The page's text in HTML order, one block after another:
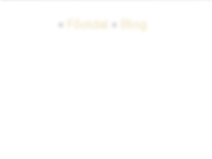
« Főoldal « Blog